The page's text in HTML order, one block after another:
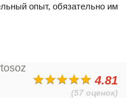
опыт, обязательно им
4.81
(57 оценок)